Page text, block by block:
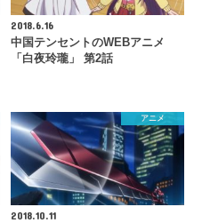
2018.6.16
中国テンセントのWEBアニメ
「白夜玲瓏」 第2話
アニメ
2018.10.11